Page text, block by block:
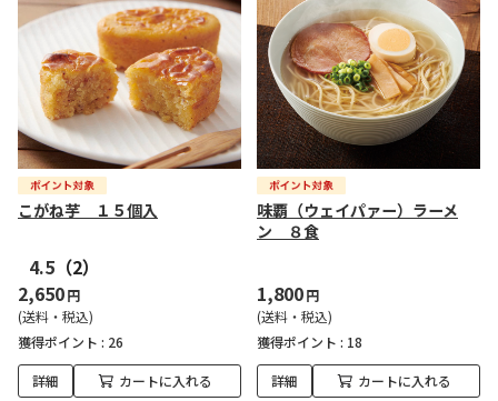
こがね芋 １５個入
4.5 （2）
2,650円
(送料・税込)
獲得ポイント : 26
詳細 カートに入れる
味覇（ウェイパァー）ラーメ
ン ８食
1,800円
(送料・税込)
獲得ポイント : 18
詳細 カートに入れる